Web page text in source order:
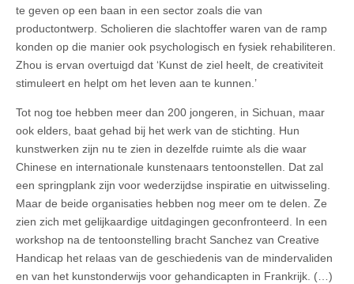
te geven op een baan in een sector zoals die van
productontwerp. Scholieren die slachtoffer waren van de ramp
konden op die manier ook psychologisch en fysiek rehabiliteren.
Zhou is ervan overtuigd dat ‘Kunst de ziel heelt, de creativiteit
stimuleert en helpt om het leven aan te kunnen.’
Tot nog toe hebben meer dan 200 jongeren, in Sichuan, maar
ook elders, baat gehad bij het werk van de stichting. Hun
kunstwerken zijn nu te zien in dezelfde ruimte als die waar
Chinese en internationale kunstenaars tentoonstellen. Dat zal
een springplank zijn voor wederzijdse inspiratie en uitwisseling.
Maar de beide organisaties hebben nog meer om te delen. Ze
zien zich met gelijkaardige uitdagingen geconfronteerd. In een
workshop na de tentoonstelling bracht Sanchez van Creative
Handicap het relaas van de geschiedenis van de mindervaliden
en van het kunstonderwijs voor gehandicapten in Frankrijk. (…)